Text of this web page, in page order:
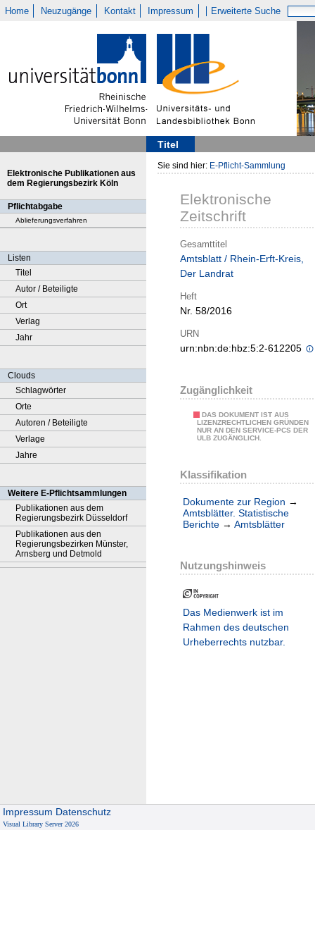
Home Neuzugänge Kontakt Impressum Erweiterte Suche
Titel
Elektronische Publikationen aus
dem Regierungsbezirk Köln
Pflichtabgabe
Ablieferungsverfahren
Listen
Titel
Autor / Beteiligte
Ort
Verlag
Jahr
Clouds
Schlagwörter
Orte
Autoren / Beteiligte
Verlage
Jahre
Weitere E-Pflichtsammlungen
Publikationen aus dem
Regierungsbezirk Düsseldorf
Publikationen aus den
Regierungsbezirken Münster,
Arnsberg und Detmold
Sie sind hier: E-Pflicht-Sammlung
Elektronische
Zeitschrift
Gesamttitel
Amtsblatt / Rhein-Erft-Kreis,
Der Landrat
Heft
Nr. 58/2016
URN
urn:nbn:de:hbz:5:2-612205
Zugänglichkeit
DAS DOKUMENT IST AUS
LIZENZRECHTLICHEN GRÜNDEN
NUR AN DEN SERVICE-PCS DER
ULB ZUGÄNGLICH.
Klassifikation
Dokumente zur Region →
Amtsblätter. Statistische
Berichte → Amtsblätter
Nutzungshinweis
Das Medienwerk ist im
Rahmen des deutschen
Urheberrechts nutzbar.
Impressum Datenschutz
Visual Library Server 2026